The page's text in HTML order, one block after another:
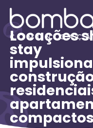
Locações
stay
compactos